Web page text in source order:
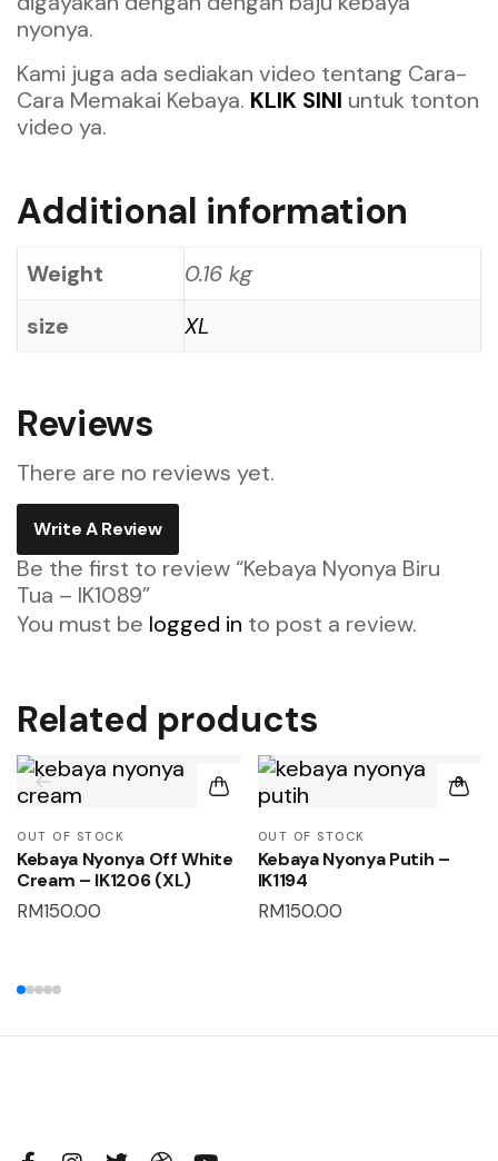
nyonya.
Kami juga ada sediakan video tentang Cara-
Cara Memakai Kebaya. KLIK SINI untuk tonton
video ya.
Additional information
Weight
0.16 kg
size
XL
Reviews
There are no reviews yet.
Write A Review
Be the first to review “Kebaya Nyonya Biru
Tua – IK1089”
You must be logged in to post a review.
Related products
OUT OF STOCK
Kebaya Nyonya Off White
Cream – IK1206 (XL)
RM150.00
OUT OF STOCK
Kebaya Nyonya Putih –
IK1194
RM150.00